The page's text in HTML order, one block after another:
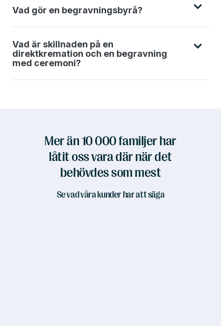
Vad gör en begravningsbyrå?
Vad är skillnaden på en
direktkremation och en begravning
med ceremoni?
Mer än 10 000 familjer har
låtit oss vara där när det
behövdes som mest
Se vad våra kunder har att säga